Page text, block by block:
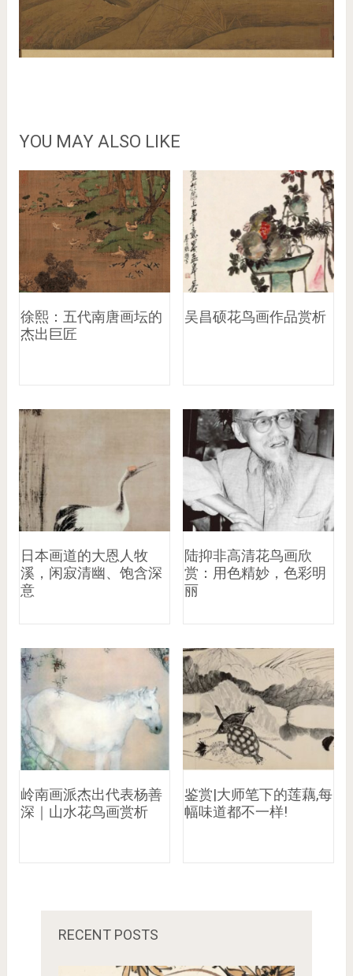
YOU MAY ALSO LIKE
徐熙：五代南唐画坛的
杰出巨匠
吴昌硕花鸟画作品赏析
日本画道的大恩人牧
溪，闲寂清幽、饱含深
意
陆抑非高清花鸟画欣
赏：用色精妙，色彩明
丽
岭南画派杰出代表杨善
深｜山水花鸟画赏析
鉴赏|大师笔下的莲藕,每
幅味道都不一样!
RECENT POSTS